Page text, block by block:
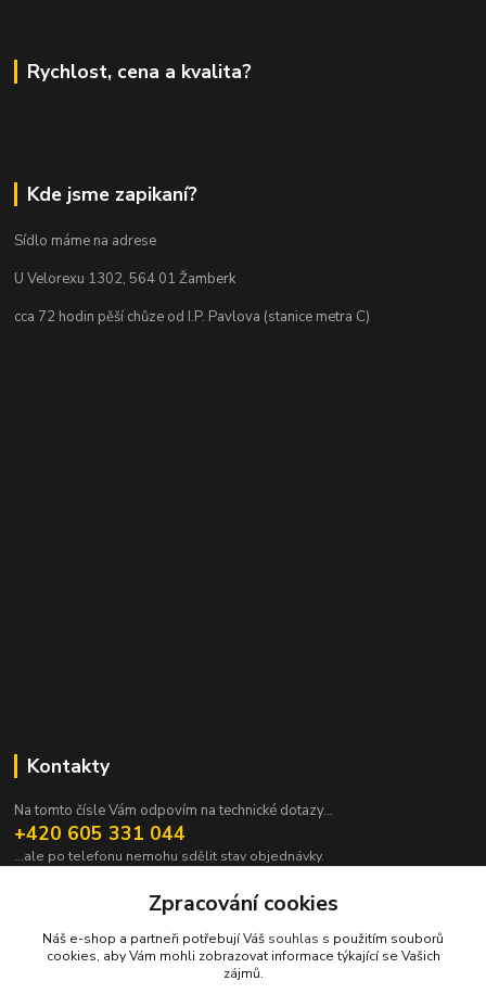
Rychlost, cena a kvalita?
Kde jsme zapikaní?
Sídlo máme na adrese
U Velorexu 1302, 564 01 Žamberk
cca 72 hodin pěší chůze od I.P. Pavlova (stanice metra C)
Kontakty
Na tomto čísle Vám odpovím na technické dotazy...
+420 605 331 044
...ale po telefonu nemohu sdělit stav objednávky.
pavek@janpavek.comZpracování cookies
Náš e-shop a partneři potřebují Váš souhlas s použitím souborů
cookies, aby Vám mohli zobrazovat informace týkající se Vašich
zájmů.